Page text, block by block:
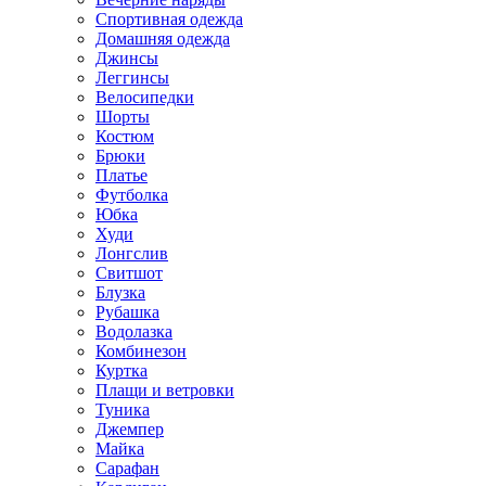
Спортивная одежда
Домашняя одежда
Джинсы
Леггинсы
Велосипедки
Шорты
Костюм
Брюки
Платье
Футболка
Юбка
Худи
Лонгслив
Свитшот
Блузка
Рубашка
Водолазка
Комбинезон
Куртка
Плащи и ветровки
Туника
Джемпер
Майка
Сарафан